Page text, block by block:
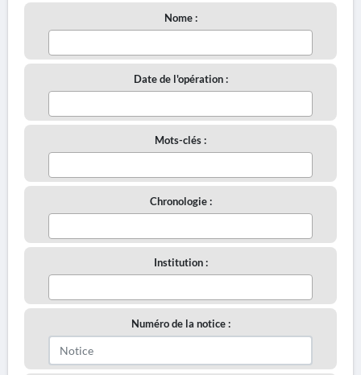
Nome :
Date de l'opération :
Mots-clés :
Chronologie :
Institution :
Numéro de la notice :